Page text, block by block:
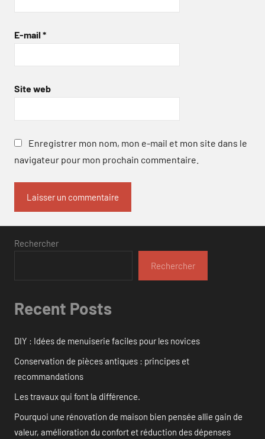
E-mail *
Site web
Enregistrer mon nom, mon e-mail et mon site dans le
navigateur pour mon prochain commentaire.
Rechercher
Rechercher
Recent Posts
DIY : Idées de menuiserie faciles pour les novices
Conservation de pièces antiques : principes et
recommandations
Les travaux qui font la différence.
Pourquoi une rénovation de maison bien pensée allie gain de
valeur, amélioration du confort et réduction des dépenses